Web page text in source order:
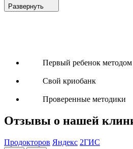
Развернуть
Первый ребенок
Свой криобанк
Проверенные методики
Отзывы о нашей
Продокторов Яндекс 2ГИС